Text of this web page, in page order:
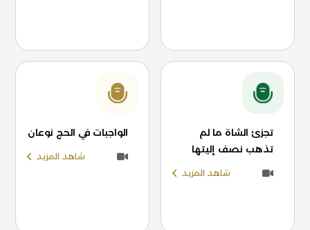
تجزئ الشاة ما لم
تذهب نصف إليتها
شاهد المزيد
الواجبات في الحج نوعان
شاهد المزيد